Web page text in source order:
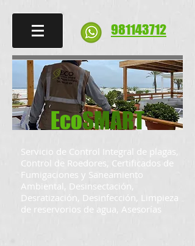
981143712
EcoSMART
Servicio de Control Integral de plagas,
Control de Roedores, Certificados de
Fumigaciones y Saneamiento
Ambiental, Desinsectación,
Desratización, Desinfección, Limpieza
de reservorios de agua, Asesorías